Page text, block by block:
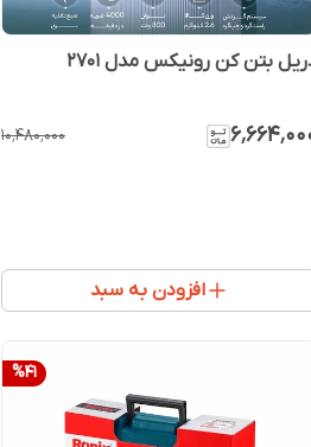
بتن کن رونیکس مدل 2701
۱۰٬۴۸۰٬۰۰۰
افزودن به سبد
%41